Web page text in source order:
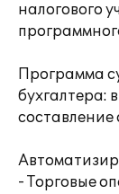
налогового
Программа
бухгалтера:
составление
- Торговые